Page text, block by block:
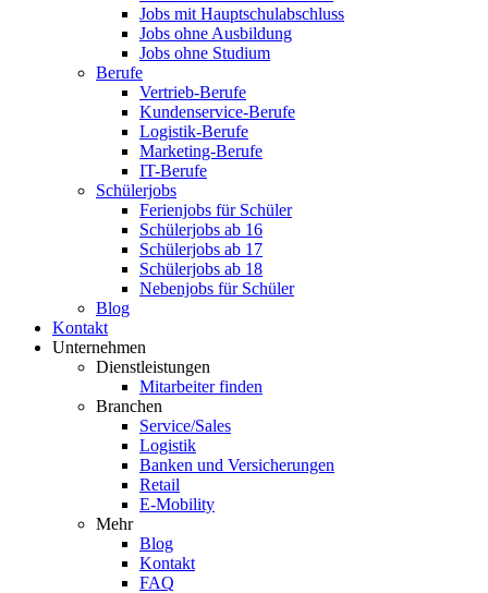
Jobs mit Hauptschulabschluss
Jobs ohne Ausbildung
Jobs ohne Studium
Berufe
Vertrieb-Berufe
Kundenservice-Berufe
Logistik-Berufe
Marketing-Berufe
IT-Berufe
Schülerjobs
Ferienjobs für Schüler
Schülerjobs ab 16
Schülerjobs ab 17
Schülerjobs ab 18
Nebenjobs für Schüler
Blog
Kontakt
Unternehmen
Dienstleistungen
Mitarbeiter finden
Branchen
Service/Sales
Logistik
Banken und Versicherungen
Retail
E-Mobility
Mehr
Blog
Kontakt
FAQ